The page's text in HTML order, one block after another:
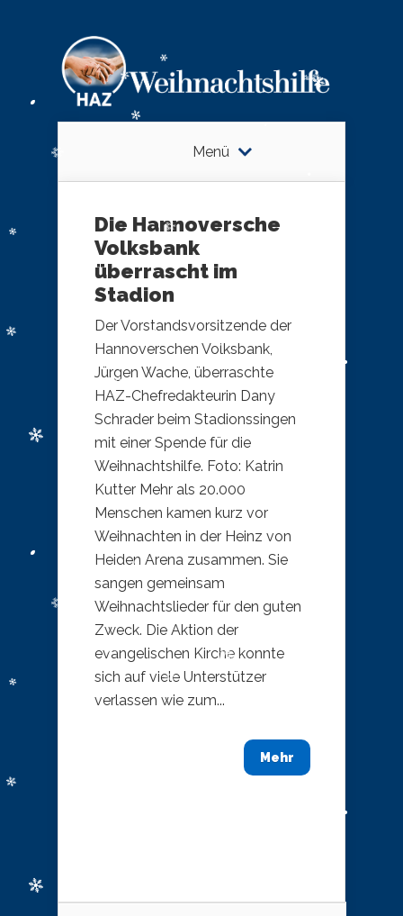
Menü
Die Hannoversche
Volksbank
überrascht im
Stadion
Der Vorstandsvorsitzende der
Hannoverschen Volksbank,
Jürgen Wache, überraschte
HAZ-Chefredakteurin Dany
Schrader beim Stadionssingen
mit einer Spende für die
Weihnachtshilfe. Foto: Katrin
Kutter Mehr als 20.000
Menschen kamen kurz vor
Weihnachten in der Heinz von
Heiden Arena zusammen. Sie
sangen gemeinsam
Weihnachtslieder für den guten
Zweck. Die Aktion der
evangelischen Kirche konnte
sich auf viele Unterstützer
verlassen wie zum...
Mehr